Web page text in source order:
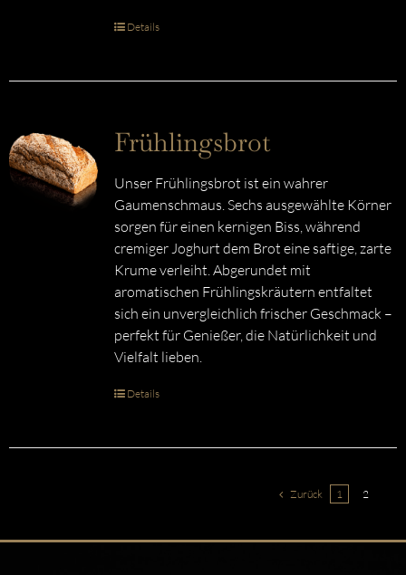
Details
Frühlingsbrot
Unser Frühlingsbrot ist ein wahrer
Gaumenschmaus. Sechs ausgewählte Körner
sorgen für einen kernigen Biss, während
cremiger Joghurt dem Brot eine saftige, zarte
Krume verleiht. Abgerundet mit
aromatischen Frühlingskräutern entfaltet
sich ein unvergleichlich frischer Geschmack –
perfekt für Genießer, die Natürlichkeit und
Vielfalt lieben.
Details
Zurück 1 2